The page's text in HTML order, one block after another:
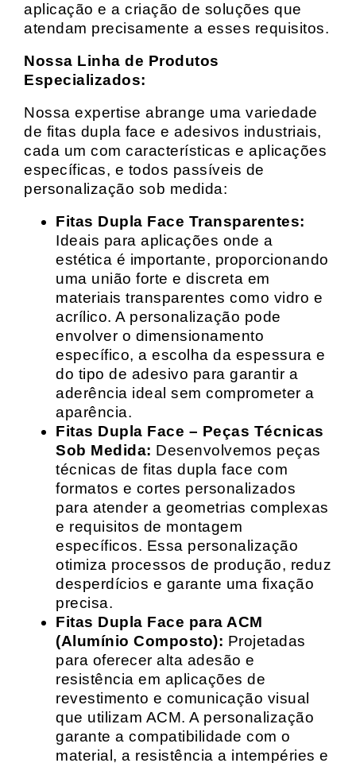
aplicação e a criação de soluções que
atendam precisamente a esses requisitos.
Nossa Linha de Produtos
Especializados:
Nossa expertise abrange uma variedade
de fitas dupla face e adesivos industriais,
cada um com características e aplicações
específicas, e todos passíveis de
personalização sob medida:
Fitas Dupla Face Transparentes:
Ideais para aplicações onde a
estética é importante, proporcionando
uma união forte e discreta em
materiais transparentes como vidro e
acrílico. A personalização pode
envolver o dimensionamento
específico, a escolha da espessura e
do tipo de adesivo para garantir a
aderência ideal sem comprometer a
aparência.
Fitas Dupla Face – Peças Técnicas
Sob Medida: Desenvolvemos peças
técnicas de fitas dupla face com
formatos e cortes personalizados
para atender a geometrias complexas
e requisitos de montagem
específicos. Essa personalização
otimiza processos de produção, reduz
desperdícios e garante uma fixação
precisa.
Fitas Dupla Face para ACM
(Alumínio Composto): Projetadas
para oferecer alta adesão e
resistência em aplicações de
revestimento e comunicação visual
que utilizam ACM. A personalização
garante a compatibilidade com o
material, a resistência a intempéries e